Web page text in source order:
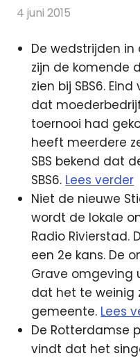
4 juni 2015
De wedstrijden
zijn de komende
zien bij SBS6.
dat
toernooi had
heeft meerdere
SBS bekend dat
SBS6. Lees verder
Niet de nieuwe
wordt de lokale
Radio Rivierstad.
een 2e kans. De
Grave omgeving
dat het te weinig
gemeente. Lees
De Rotterdamse
vindt dat het